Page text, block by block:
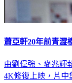
蕭亞軒20年前青
由劉偉強、麥兆輝
4K修復上映，片中